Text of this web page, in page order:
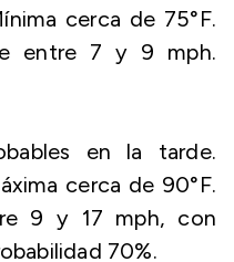
cerca de 75°F.
entre 7 y 9 mph.
en la tarde.
cerca de 90°F.
9 y 17 mph, con
70%.